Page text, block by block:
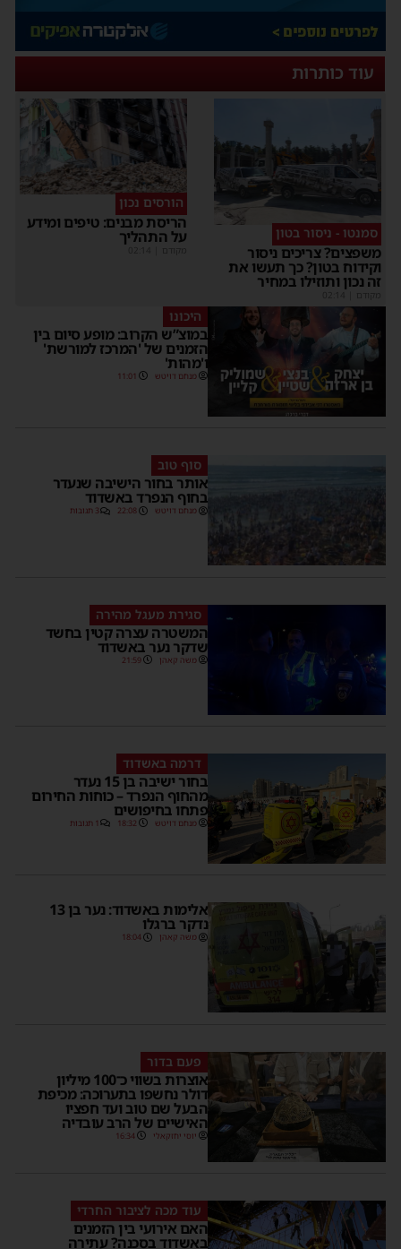
עוד כותרות
סמנטו - ניסור בטון
משפצים? צריכים ניסור
וקידוח בטון? כך תעשו את
זה נכון ותוזילו במחיר
מקודם
הורסים נכון
הריסת מבנים: טיפים ומידע
על התהליך
מקודם
היכונו
במוצ”ש הקרוב: מופע סיום בין
הזמנים של 'המרכז למורשת'
ו'מהות'
מנחם דויטש 11:01
סוף טוב
אותר בחור הישיבה שנעדר
בחוף הנפרד באשדוד
מנחם דויטש 22:08 3 תגובות
סגירת מעגל מהירה
המשטרה עצרה קטין בחשד
שדקר נער באשדוד
משה קאהן 21:59
דרמה באשדוד
בחור ישיבה בן 15 נעדר
מהחוף הנפרד – כוחות החירום
פתחו בחיפושים
מנחם דויטש 18:32 1 תגובות
אלימות באשדוד: נער בן 13
נדקר ברגלו
משה קאהן 18:04
פעם בדור
אוצרות בשווי כ־100 מיליון
דולר נחשפו בתערוכה: מכיפת
הבעל שם טוב ועד חפציו
האישיים של הרב עובדיה
יוסי יחזקאלי 16:34
עוד מכה לציבור החרדי
האם אירועי בין הזמנים
באשדוד בסכנה? עתירה